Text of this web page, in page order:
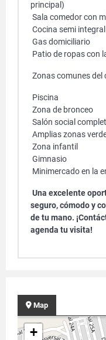
principal)
Sala comedor con
Cocina semi
Gas domiciliario
Patio de ropas con
Zonas comunes del
Piscina
Zona de bronceo
Salón social
Amplias zonas
Zona infantil
Gimnasio
Minimercado en la
Una excelente
seguro, cómodo y
de tu mano.
agenda tu visita!
Map
+